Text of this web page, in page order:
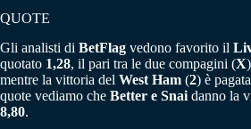
QUOTE
Gli analisti di BetFlag vedono favorito il
quotato 1,28, il pari tra le due compagini (X
mentre la vittoria del West Ham (2) è pagata
quote vediamo che Better e Snai danno la
8,80.